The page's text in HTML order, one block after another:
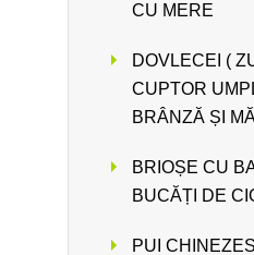
CU MERE
DOVLECEI (
CUPTOR
BRÂNZĂ ȘI
BRIOȘE CU
BUCĂȚI DE
PUI